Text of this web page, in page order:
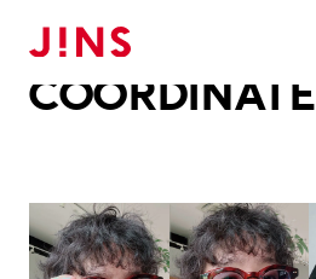
メガネのJINS TOP
COORDINATE